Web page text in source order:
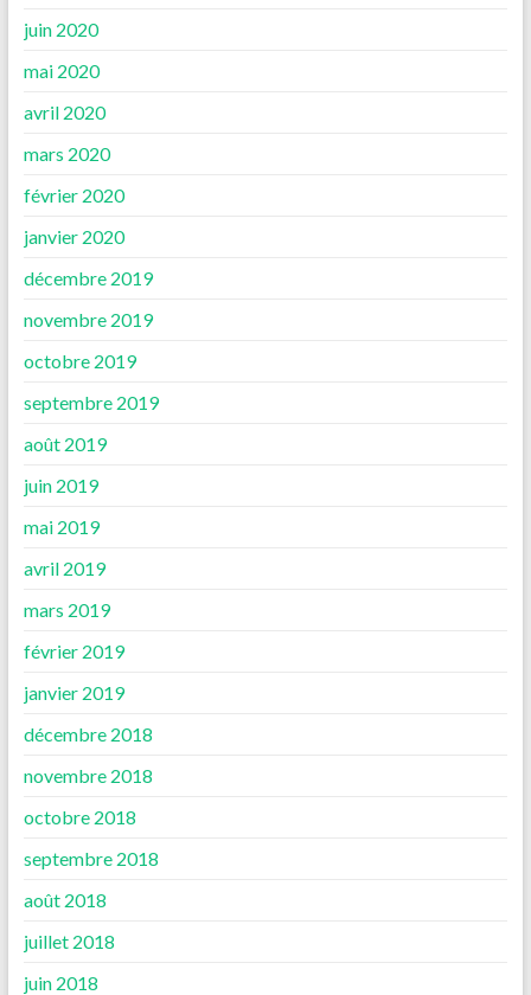
juin 2020
mai 2020
avril 2020
mars 2020
février 2020
janvier 2020
décembre 2019
novembre 2019
octobre 2019
septembre 2019
août 2019
juin 2019
mai 2019
avril 2019
mars 2019
février 2019
janvier 2019
décembre 2018
novembre 2018
octobre 2018
septembre 2018
août 2018
juillet 2018
juin 2018